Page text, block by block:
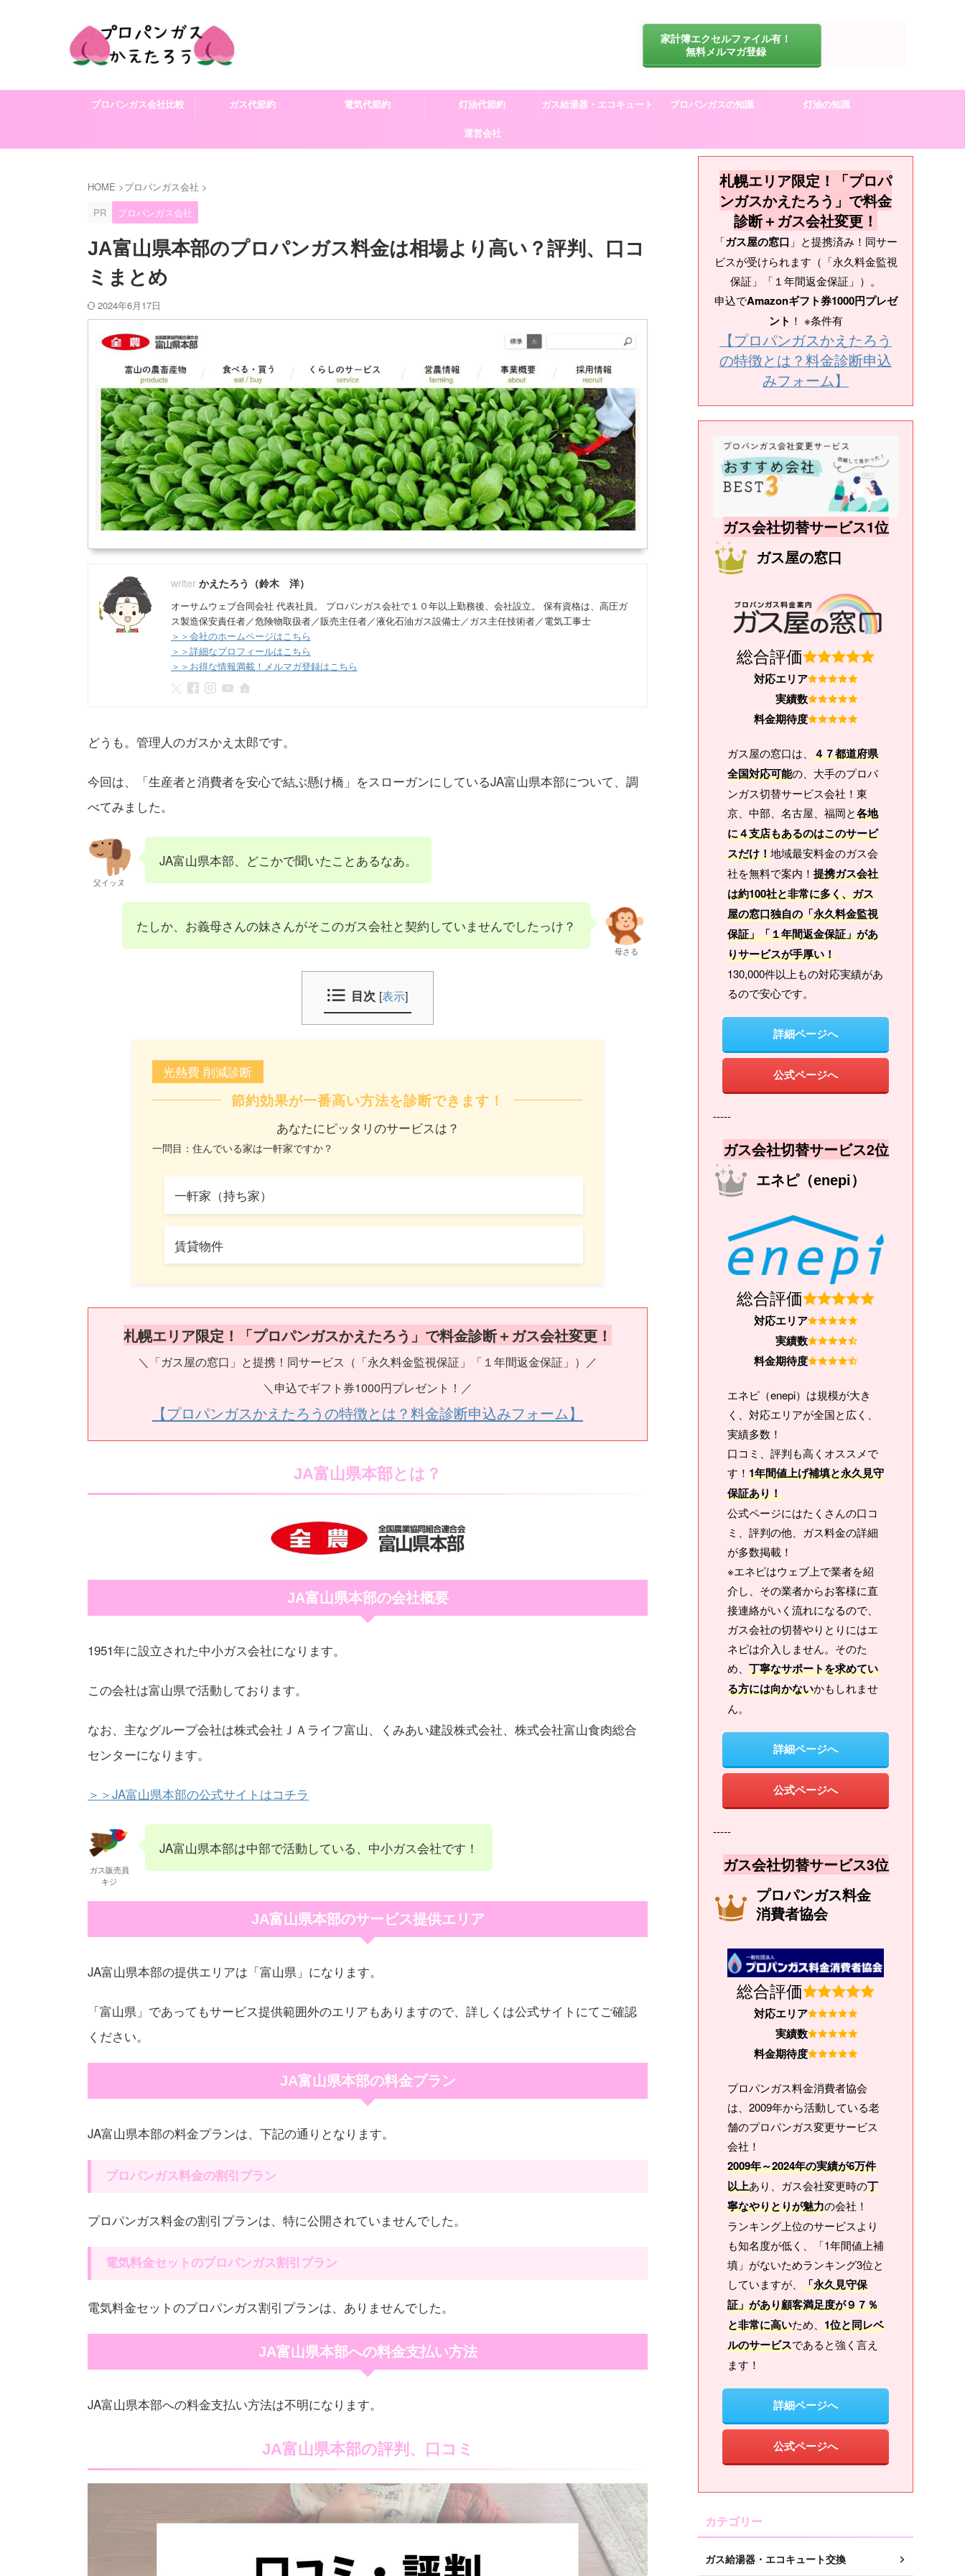
家計簿エクセルファイル有！
無料メルマガ登録
プロパンガス会社比較 ガス代節約 電気代節約 灯油代節約 ガス給湯器・エコキュート プロパンガスの知識 灯油の知識
運営会社
HOME >プロパンガス会社 >
PR
プロパンガス会社
JA富山県本部のプロパンガス料金は相場より高い？評判、口コ
ミまとめ
2024年6月17日
かえたろう（鈴木 洋）
オーサムウェブ合同会社 代表社員。 プロパンガス会社で１０年以上勤務後、会社設立。 保有資格は、高圧ガ
ス製造保安責任者／危険物取扱者／販売主任者／液化石油ガス設備士／ガス主任技術者／電気工事士
＞＞会社のホームページはこちら
＞＞詳細なプロフィールはこちら
＞＞お得な情報満載！メルマガ登録はこちら
どうも。管理人のガスかえ太郎です。
今回は、「生産者と消費者を安心で結ぶ懸け橋」をスローガンにしているJA富山県本部について、調
べてみました。
父イッヌ
JA富山県本部、どこかで聞いたことあるなあ。
たしか、お義母さんの妹さんがそこのガス会社と契約していませんでしたっけ？
母さる
目次 [表示]
光熱費 削減診断
節約効果が一番高い方法を診断できます！
あなたにピッタリのサービスは？
一問目：住んでいる家は一軒家ですか？
一軒家（持ち家）
賃貸物件
札幌エリア限定！「プロパンガスかえたろう」で料金診断＋ガス会社変更！
＼「ガス屋の窓口」と提携！同サービス（「永久料金監視保証」「１年間返金保証」）／
＼申込でギフト券1000円プレゼント！／
【プロパンガスかえたろうの特徴とは？料金診断申込みフォーム】
JA富山県本部とは？
JA富山県本部の会社概要
1951年に設立された中小ガス会社になります。
この会社は富山県で活動しております。
なお、主なグループ会社は株式会社ＪＡライフ富山、くみあい建設株式会社、株式会社富山食肉総合
センターになります。
＞＞JA富山県本部の公式サイトはコチラ
ガス販売員
キジ
JA富山県本部は中部で活動している、中小ガス会社です！
JA富山県本部のサービス提供エリア
JA富山県本部の提供エリアは「富山県」になります。
「富山県」であってもサービス提供範囲外のエリアもありますので、詳しくは公式サイトにてご確認
ください。
JA富山県本部の料金プラン
JA富山県本部の料金プランは、下記の通りとなります。
プロパンガス料金の割引プラン
プロパンガス料金の割引プランは、特に公開されていませんでした。
電気料金セットのプロパンガス割引プラン
電気料金セットのプロパンガス割引プランは、ありませんでした。
JA富山県本部への料金支払い方法
JA富山県本部への料金支払い方法は不明になります。
JA富山県本部の評判、口コミ
札幌エリア限定！「プロパ
ンガスかえたろう」で料金
診断＋ガス会社変更！
「ガス屋の窓口 」と提携済み！同サー
ビスが受けられます（「永久料金監視
保証」「１年間返金保証」）。
申込でAmazonギフト券1000円プレゼ
ント ！ ※条件有
【プロパンガスかえたろう
の特徴とは？料金診断申込
みフォーム】
ガス会社切替サービス1位
ガス屋の窓口
総合評価
対応エリア
実績数
料金期待度
ガス屋の窓口は、 ４７都道府県
全国対応可能の、大手のプロパ
ンガス切替サービス会社！東
京、中部、名古屋、福岡と各地
に４支店もあるのはこのサービ
スだけ！地域最安料金のガス会
社を無料で案内！ 提携ガス会社
は約100社と非常に多く、ガス
屋の窓口独自の「永久料金監視
保証」「１年間返金保証」があ
りサービスが手厚い！
130,000件以上もの対応実績があ
るので安心です。
詳細ページへ
公式ページへ
-----
ガス会社切替サービス2位
エネピ（enepi）
総合評価
対応エリア
実績数
料金期待度
エネピ（enepi）は規模が大き
く、対応エリアが全国と広く、
実績多数！
口コミ、評判も高くオススメで
す！ 1年間値上げ補填と永久見守
保証あり！
公式ページにはたくさんの口コ
ミ、評判の他、ガス料金の詳細
が多数掲載！
※エネピはウェブ上で業者を紹
介し、その業者からお客様に直
接連絡がいく流れになるので、
ガス会社の切替やりとりにはエ
ネピは介入しません。そのた
め、 丁寧なサポートを求めてい
る方には向かないかもしれませ
ん。
詳細ページへ
公式ページへ
-----
ガス会社切替サービス3位
プロパンガス料金
消費者協会
総合評価
対応エリア
実績数
料金期待度
プロパンガス料金消費者協会
は、2009年から活動している老
舗のプロパンガス変更サービス
会社！
2009年～2024年の実績が6万件
以上あり、ガス会社変更時の丁
寧なやりとりが魅力の会社！
ランキング上位のサービスより
も知名度が低く、「1年間値上補
填」がないためランキング3位と
していますが、 「永久見守保
証」があり顧客満足度が９７％
と非常に高いため、 1位と同レベ
ルのサービスであると強く言え
ます！
詳細ページへ
公式ページへ
カテゴリー
ガス給湯器・エコキュート交換